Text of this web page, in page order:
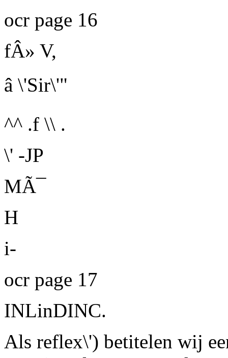
ocr page 16
fÂ» V,
â \'Sir\'"
^^ .f \\ .
\' -JP
MÃ¯
H
i-
ocr page 17
INLinDINC.
Als reflex\') betitelen wij